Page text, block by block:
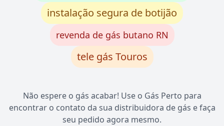
instalação segura de botijão
revenda de gás butano RN
tele gás Touros
Não espere o gás acabar! Use o Gás Perto para
encontrar o contato da sua distribuidora de gás e faça
seu pedido agora mesmo.